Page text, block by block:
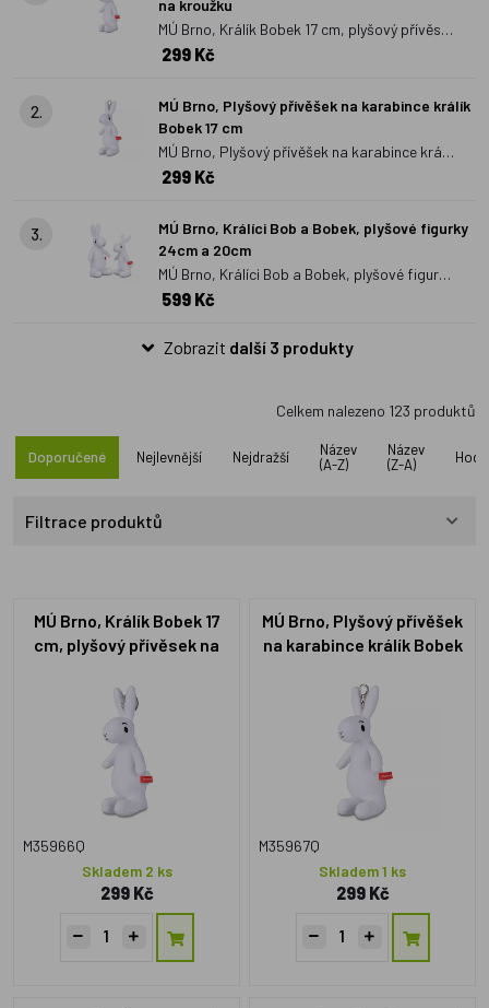
děti mohou zapřít. S plyšovými hračkami si lze hrát jako s
postavičkami, ke kterým si děti vymýšlejí různé příběhy.
rozvíjet jemnou motoriku.Plyšové hračkyjsou vhodné i pro ty
nejmenší děti.
na kroužku
MÚ Brno, Králík Bobek 17 cm, plyšový přívěsek
na kroužku
299 Kč
2.
MÚ Brno, Plyšový přívěšek na karabince králík
Bobek 17 cm
MÚ Brno, Plyšový přívěšek na karabince králík
Bobek 17 cm
299 Kč
3.
MÚ Brno, Králíci Bob a Bobek, plyšové figurky
24cm a 20cm
MÚ Brno, Králíci Bob a Bobek, plyšové figurky
24cm a 20cm
599 Kč
Zobrazit další 3 produkty
Celkem nalezeno 123 produktů
Doporučené Nejlevnější Nejdražší
Název
(A-Z)
Název
(Z-A)
Filtrace produktů
MÚ Brno, Králík Bobek 17
cm, plyšový přívěsek na
M35966Q
Skladem 2 ks
299 Kč
MÚ Brno, Plyšový přívěšek
na karabince králík Bobek
M35967Q
Skladem 1 ks
299 Kč